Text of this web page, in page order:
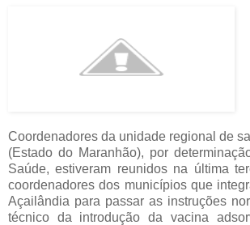
Coordenadores da unidade regional de
(Estado do Maranhão), por
Saúde, estiveram reunidos na última
coordenadores dos municípios que
Açailândia para passar as instruções
técnico da introdução da vacina